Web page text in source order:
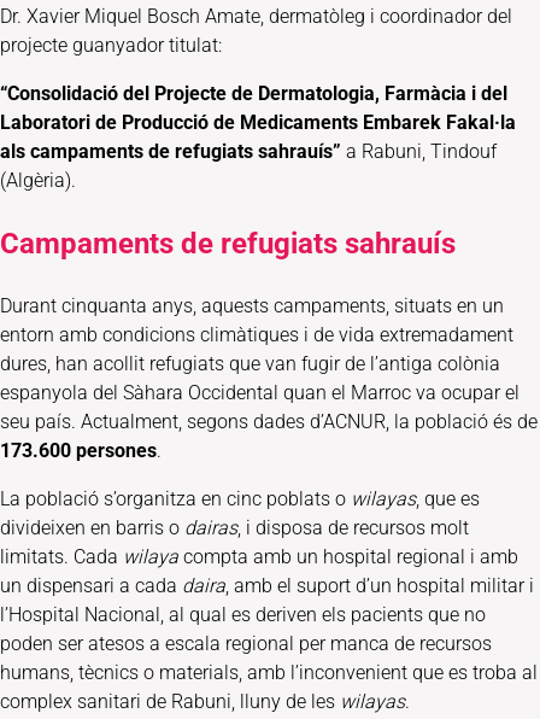
Dr. Xavier Miquel Bosch Amate, dermatòleg i coordinador del
projecte guanyador titulat:
“Consolidació del Projecte de Dermatologia, Farmàcia i del
Laboratori de Producció de Medicaments Embarek Fakal·la
als campaments de refugiats sahrauís” a Rabuni, Tindouf
(Algèria).
Campaments de refugiats sahrauís
Durant cinquanta anys, aquests campaments, situats en un
entorn amb condicions climàtiques i de vida extremadament
dures, han acollit refugiats que van fugir de l’antiga colònia
espanyola del Sàhara Occidental quan el Marroc va ocupar el
seu país. Actualment, segons dades d’ACNUR, la població és de
173.600 persones.
La població s’organitza en cinc poblats o wilayas, que es
divideixen en barris o dairas, i disposa de recursos molt
limitats. Cada wilaya compta amb un hospital regional i amb
un dispensari a cada daira , amb el suport d’un hospital militar i
l’Hospital Nacional, al qual es deriven els pacients que no
poden ser atesos a escala regional per manca de recursos
humans, tècnics o materials, amb l’inconvenient que es troba al
complex sanitari de Rabuni, lluny de les wilayas.